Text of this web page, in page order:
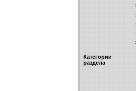
Категории
раздела